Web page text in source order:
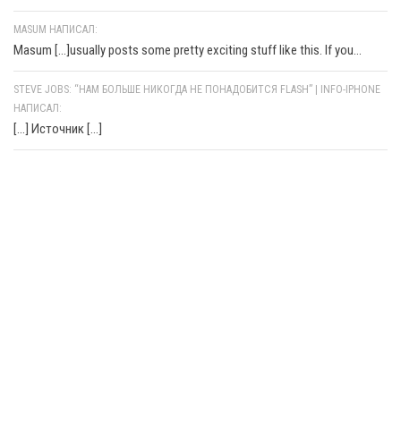
MASUM НАПИСАЛ:
Masum [...]usually posts some pretty exciting stuff like this. If you...
STEVE JOBS: “НАМ БОЛЬШЕ НИКОГДА НЕ ПОНАДОБИТСЯ FLASH” | INFO-IPHONE
НАПИСАЛ:
[…] Источник […]